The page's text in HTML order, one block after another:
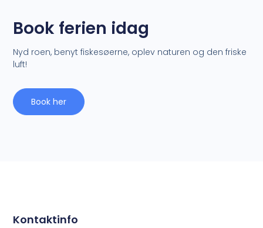
Book ferien idag
Nyd roen, benyt fiskesøerne, oplev naturen og den friske
luft!
Book her
Kontaktinfo